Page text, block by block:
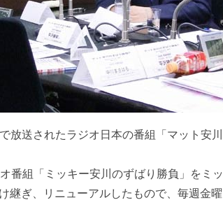
放送されたラジオ日本の番組「マット安川
番組「ミッキー安川のずばり勝負」をミッ
継ぎ、リニューアルしたもので、毎週金曜